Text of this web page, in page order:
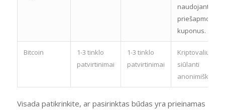
naudojant
kuponus.
Bitcoin
1-3 tinklo
patvirtinimai
1-3 tinklo
patvirtinimai
Kriptovaliuta,
siūlanti
anonimiškumą.
Visada patikrinkite, ar pasirinktas būdas yra prieinamas